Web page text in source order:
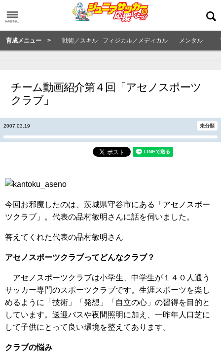
育成メニュー > 戦術／スキル フィジカル／メディカル メンタル
チーム動画紹介第４回「アセノスポーツ
クラブ」
2007.03.19 未分類
今回お邪魔したのは、茨城県守谷市にある「アセノスポー
ツクラブ」。代表の品村敏明さんに話を伺いました。
答えてくれた代表の品村敏明さん
アセノスポーツクラブってどんなクラブ？
アセノスポーツクラブは小学生、中学生が１４０人通う
サッカー専門のスポーツクラブです。生涯スポーツを楽し
めるように「技術」「発想」「自立の心」の習得を目的と
しています。送迎バスや夜間照明に加え、一昨年人口芝に
して子供にとって良い環境を整えてあります。
クラブの悩み